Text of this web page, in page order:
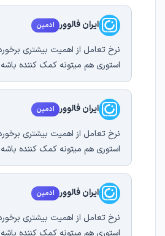
ایران فالوور ادمین
نرخ تعامل از اهمیت بیشتری
استوری هم میتونه کمک کننده باشه
ایران فالوور ادمین
نرخ تعامل از اهمیت بیشتری
استوری هم میتونه کمک کننده باشه
ایران فالوور ادمین
نرخ تعامل از اهمیت بیشتری
استوری هم میتونه کمک کننده باشه